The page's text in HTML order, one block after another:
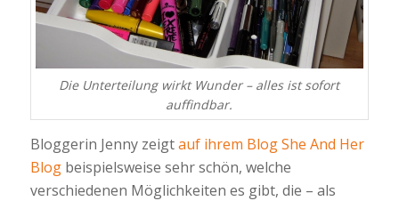
Die Unterteilung wirkt Wunder – alles ist sofort
auffindbar.
Bloggerin Jenny zeigtauf ihrem Blog She And Her
Blogbeispielsweise sehr schön, welche
verschiedenen Möglichkeiten es gibt, die – als